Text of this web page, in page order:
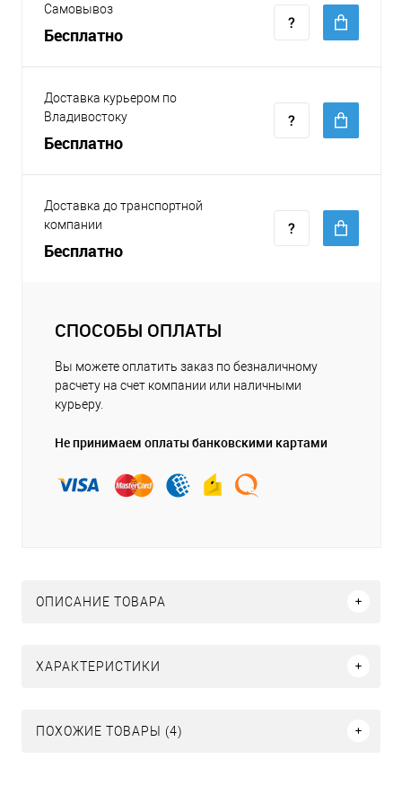
Самовывоз
Бесплатно
Доставка курьером по
Владивостоку
Бесплатно
Доставка до транспортной
компании
Бесплатно
СПОСОБЫ ОПЛАТЫ
Вы можете оплатить заказ по безналичному
расчету на счет компании или наличными
курьеру.
Не принимаем оплаты банковскими картами
ОПИСАНИЕ ТОВАРА
ХАРАКТЕРИСТИКИ
ПОХОЖИЕ ТОВАРЫ (4)